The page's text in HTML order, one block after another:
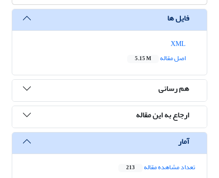
فایل ها
اصل مقاله
5.15 M
هم رسانی
ارجاع به این مقاله
آمار
تعداد مشاهده مقاله 213